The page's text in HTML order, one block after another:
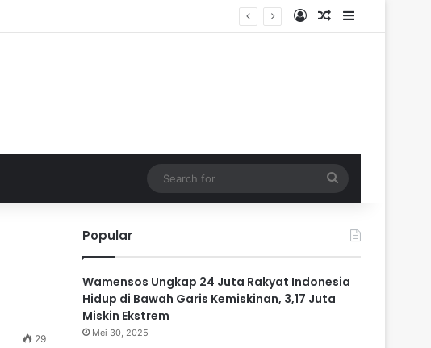
Log InRandom Article
Sidebar
for
29
Popular
Wamensos Ungkap 24 Juta Rakyat Indonesia
Hidup di Bawah Garis Kemiskinan, 3,17 Juta
Miskin Ekstrem
Mei 30, 2025